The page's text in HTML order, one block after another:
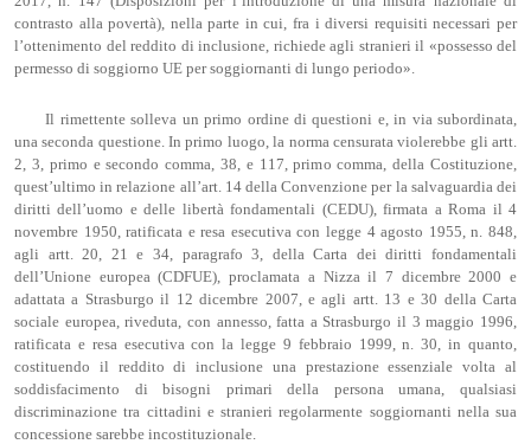
contrasto alla povertà), nella parte in cui, fra i diversi requisiti necessari per
l’ottenimento del reddito di inclusione, richiede agli stranieri il «possesso del
permesso di soggiorno UE per soggiornanti di lungo periodo».
Il rimettente solleva un primo ordine di questioni e, in via subordinata,
una seconda questione. In primo luogo, la norma censurata violerebbe gli artt.
2, 3, primo e secondo comma, 38, e 117, primo comma, della Costituzione,
quest’ultimo in relazione all’art. 14 della Convenzione per la salvaguardia dei
diritti dell’uomo e delle libertà fondamentali (CEDU), firmata a Roma il 4
novembre 1950, ratificata e resa esecutiva con legge 4 agosto 1955, n. 848,
agli artt. 20, 21 e 34, paragrafo 3, della Carta dei diritti fondamentali
dell’Unione europea (CDFUE), proclamata a Nizza il 7 dicembre 2000 e
adattata a Strasburgo il 12 dicembre 2007, e agli artt. 13 e 30 della Carta
sociale europea, riveduta, con annesso, fatta a Strasburgo il 3 maggio 1996,
ratificata e resa esecutiva con la legge 9 febbraio 1999, n. 30, in quanto,
costituendo il reddito di inclusione una prestazione essenziale volta al
soddisfacimento di bisogni primari della persona umana, qualsiasi
discriminazione tra cittadini e stranieri regolarmente soggiornanti nella sua
concessione sarebbe incostituzionale.